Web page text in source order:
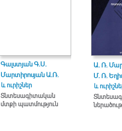
Գալստյան Գ.Ս.
Մարտիրոսյան Ա.Ռ.
և ուրիշներ
Տնտեսագիտական
մտքի պատմություն
Ա. Ռ.
Մ. Ռ.
և